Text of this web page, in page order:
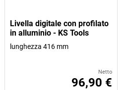
Livella digitale con profilato
in alluminio - KS Tools
lunghezza 416 mm
Netto
96,90 €